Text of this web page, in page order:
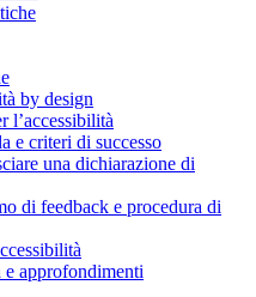
by design
l’accessibilità
e criteri di successo
una dichiarazione di
di feedback e procedura di
approfondimenti